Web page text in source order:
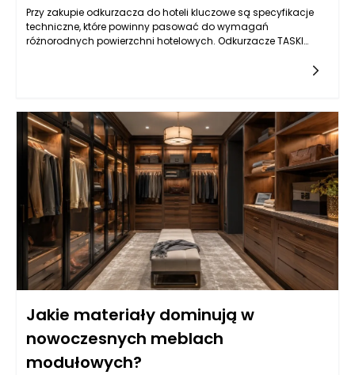
Przy zakupie odkurzacza do hoteli kluczowe są specyfikacje
techniczne, które powinny pasować do wymagań
różnorodnych powierzchni hotelowych. Odkurzacze TASKI
Jakie materiały dominują w
nowoczesnych meblach
modułowych?